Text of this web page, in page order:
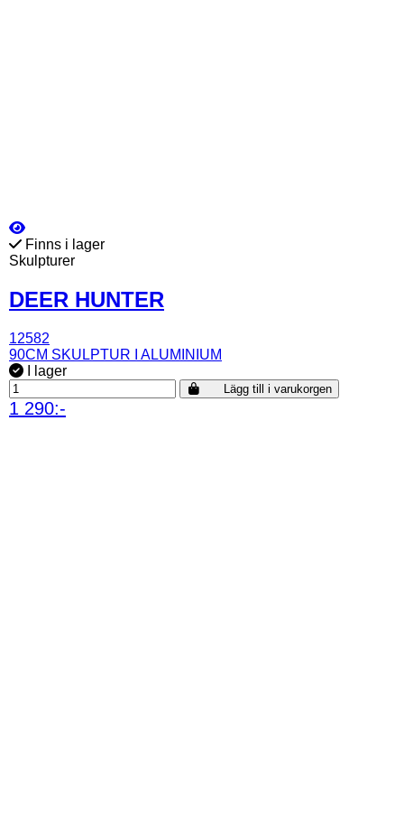
Finns i lager
Skulpturer
DEER HUNTER
12582
90CM SKULPTUR I ALUMINIUM
I lager
Lägg till i varukorgen
1 290:-